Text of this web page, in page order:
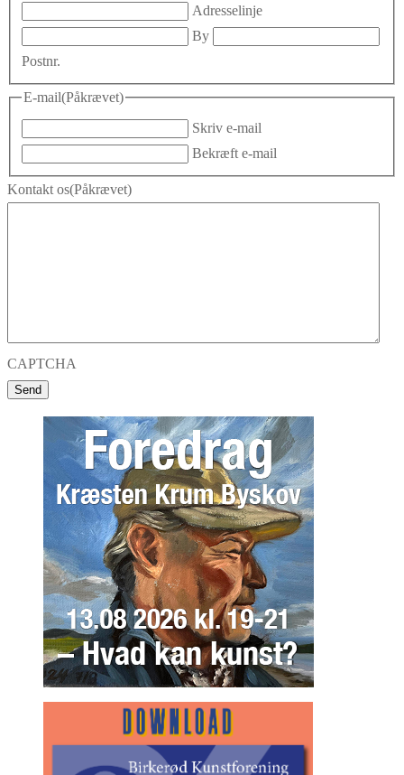
Adresselinje
By
Postnr.
E-mail(Påkrævet)
Skriv e-mail
Bekræft e-mail
Kontakt os(Påkrævet)
CAPTCHA